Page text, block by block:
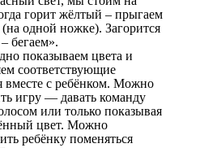
горит жёлтый – прыгаем
(на одной ножке). Загорится
бегаем».
показываем цвета и
соответствующие
вместе с ребёнком. Можно
игру — давать команду
или только показывая
цвет. Можно
ребёнку поменяться